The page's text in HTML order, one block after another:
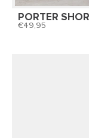
PORTER
49,95